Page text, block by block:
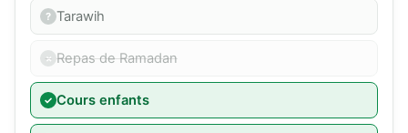
Tarawih
Repas de Ramadan
Cours enfants